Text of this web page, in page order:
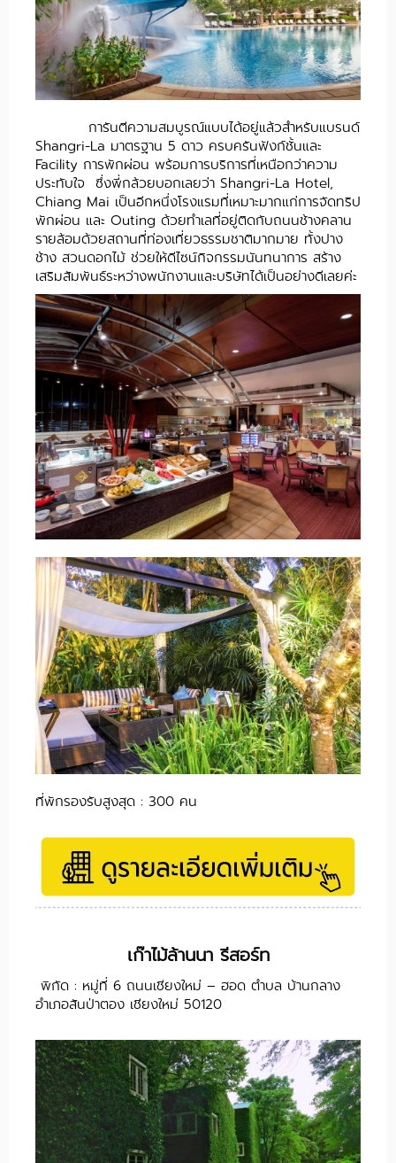
การันตีความสมบูรณ์แบบได้อยู่แล้วสำหรับแบรนด์
Shangri-La มาตรฐาน 5 ดาว ครบครันฟังก์ชั้นและ
Facility การพักผ่อน พร้อมการบริการที่เหนือกว่าความ
ประทับใจ ซึ่งพี่กล้วยบอกเลยว่า Shangri-La Hotel,
Chiang Mai เป็นอีกหนึ่งโรงแรมที่เหมาะมากแก่การจัดทริป
พักผ่อน และ Outing ด้วยทำเลที่อยู่ติดกับถนนช้างคลาน
รายล้อมด้วยสถานที่ท่องเที่ยวธรรมชาติมากมาย ทั้งปาง
ช้าง สวนดอกไม้ ช่วยให้ดีไซน์กิจกรรมนันทนาการ สร้าง
เสริมสัมพันธ์ระหว่างพนักงานและบริษัทได้เป็นอย่างดีเลยค่ะ
ที่พักรองรับสูงสุด : 300 คน
เก๊าไม้ล้านนา รีสอร์ท
พิกัด : หมู่ที่ 6 ถนนเชียงใหม่ – ฮอด ตำบล บ้านกลาง
อำเภอสันป่าตอง เชียงใหม่ 50120